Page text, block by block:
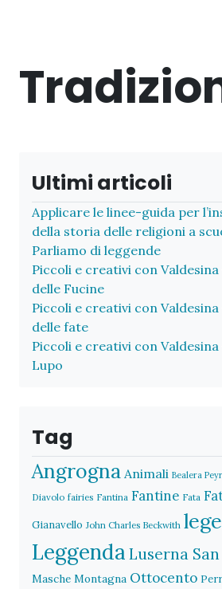
Ultimi articoli
Applicare le linee-guida per
della storia delle religioni a
Parliamo di leggende
Piccoli e creativi con
delle Fucine
Piccoli e creativi con
delle fate
Piccoli e creativi con Valdesina
Lupo
Tag
Angrogna Animali Bealera
Diavolo fairies Fantina Fantine Fata
Gianavello John Charles Beckwith
Leggenda Luserna
Masche Montagna Ottocento